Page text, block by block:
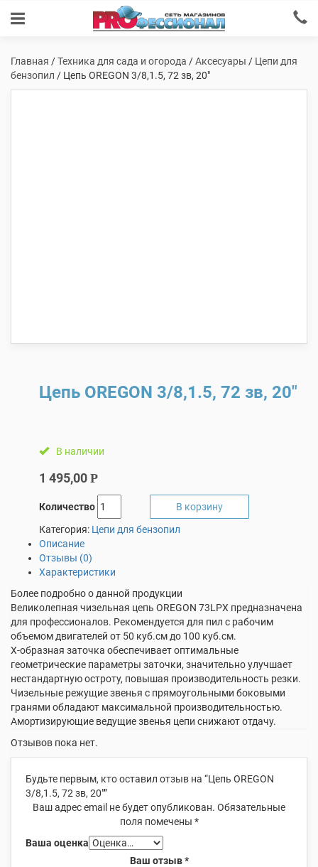
Главная /Техника для сада и огорода /Аксесуары / Цепи для
бензопил / Цепь OREGON 3/8,1.5, 72 зв, 20″
Цепь OREGON 3/8,1.5, 72 зв, 20″
В наличии
1 495,00 Р
Количество
В корзину
Категория: Цепи для бензопил
Описание
Отзывы (0)
Характеристики
Более подробно о данной продукции
Великолепная чизельная цепь OREGON 73LPX предназначена
для профессионалов. Рекомендуется для пил с рабочим
объемом двигателей от 50 куб.см до 100 куб.см.
X-образная заточка обеспечивает оптимальные
геометрические параметры заточки, значительно улучшает
нестандартную остроту, повышая производительность резки.
Чизельные режущие звенья с прямоугольными боковыми
гранями обладают максимальной производительностью.
Амортизирующие ведущие звенья цепи снижают отдачу.
Отзывов пока нет.
Будьте первым, кто оставил отзыв на “Цепь OREGON
3/8,1.5, 72 зв, 20″”
Ваш адрес email не будет опубликован. Обязательные
поля помечены *
Ваша оценка
Ваш отзыв*